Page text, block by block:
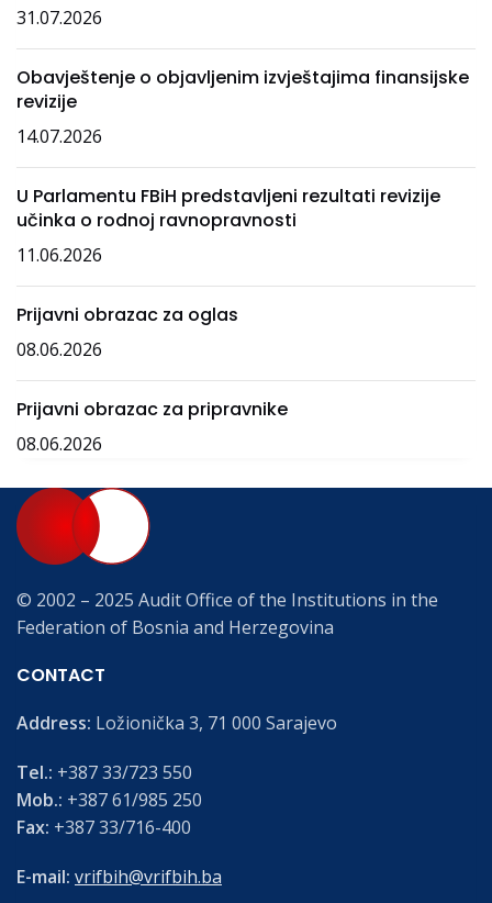
31.07.2026
Obavještenje o objavljenim izvještajima finansijske
revizije
14.07.2026
U Parlamentu FBiH predstavljeni rezultati revizije
učinka o rodnoj ravnopravnosti
11.06.2026
Prijavni obrazac za oglas
08.06.2026
Prijavni obrazac za pripravnike
08.06.2026
© 2002 – 2025 Audit Office of the Institutions in the
Federation of Bosnia and Herzegovina
CONTACT
Address: Ložionička 3, 71 000 Sarajevo
Tel.: +387 33/723 550
Mob.: +387 61/985 250
Fax: +387 33/716-400
E-mail: vrifbih@vrifbih.ba